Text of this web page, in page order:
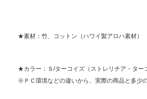
★素材：竹、コットン（ハワイ製アロハ素材）
★カラー：Ｓ/ターコイズ（ストレリチア・ター
※ＰＣ環境などの違いから、実際の商品と多少